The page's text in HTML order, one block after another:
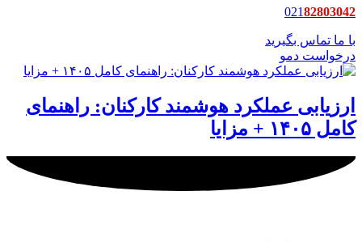
02182803042
با ما تماس بگیرید
درخواست دمو
ارزیابی عملکرد هوشمند کارکنان: راهنمای
کامل ۱۴۰۵ + مزایا